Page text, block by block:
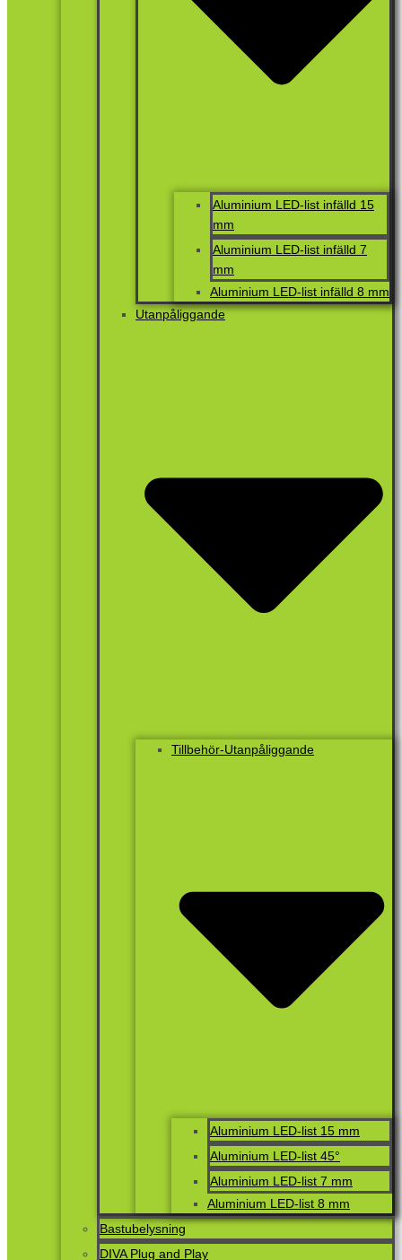
Aluminium LED-list infälld 15
mm
Aluminium LED-list infälld 7
mm
Aluminium LED-list infälld 8 mm
Utanpåliggande
Tillbehör-Utanpåliggande
Aluminium LED-list 15 mm
Aluminium LED-list 45°
Aluminium LED-list 7 mm
Aluminium LED-list 8 mm
Bastubelysning
DIVA Plug and Play